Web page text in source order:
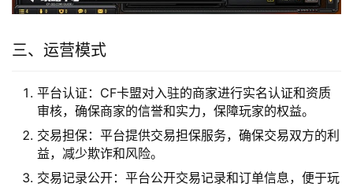
三、运营模式
平台认证：CF卡盟对入驻的商家进行实名认证和资质
审核，确保商家的信誉和实力，保障玩家的权益。
交易担保：平台提供交易担保服务，确保交易双方的利
益，减少欺诈和风险。
交易记录公开：平台公开交易记录和订单信息，便于玩